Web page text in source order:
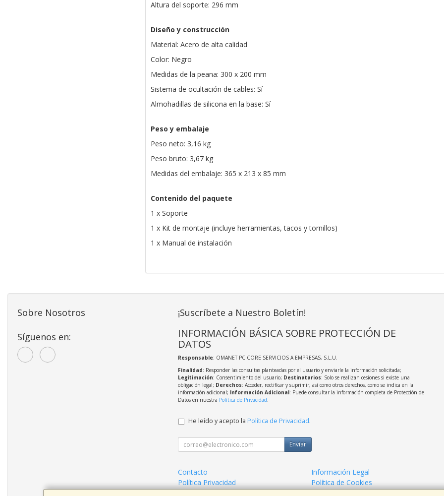
Altura del soporte: 296 mm
Diseño y construcción
Material: Acero de alta calidad
Color: Negro
Medidas de la peana: 300 x 200 mm
Sistema de ocultación de cables: Sí
Almohadillas de silicona en la base: Sí
Peso y embalaje
Peso neto: 3,16 kg
Peso bruto: 3,67 kg
Medidas del embalaje: 365 x 213 x 85 mm
Contenido del paquete
1 x Soporte
1 x Kit de montaje (incluye herramientas, tacos y tornillos)
1 x Manual de instalación
Sobre Nosotros
Síguenos en:
¡Suscríbete a Nuestro Boletín!
INFORMACIÓN BÁSICA SOBRE PROTECCIÓN DE
DATOS
Responsable: OMANET PC CORE SERVICIOS A EMPRESAS, S.L.U.
Finalidad: Responder las consultas planteadas por el usuario y enviarle la información solicitada;
Legitimación: Consentimiento del usuario; Destinatarios: Solo se realizan cesiones si existe una
obligación legal; Derechos: Acceder, rectificar y suprimir, así como otros derechos, como se indica en la
información adicional; Información Adicional: Puede consultar la información completa de Protección de
Datos en nuestra Política de Privacidad.
He leído y acepto la Política de Privacidad.
Enviar
Contacto
Información Legal
Política Privacidad
Política de Cookies